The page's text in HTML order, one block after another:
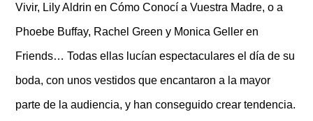
Vivir, Lily Aldrin en Cómo Conocí a Vuestra Madre, o a
Phoebe Buffay, Rachel Green y Monica Geller en
Friends… Todas ellas lucían espectaculares el día de su
boda, con unos vestidos que encantaron a la mayor
parte de la audiencia, y han conseguido crear tendencia.